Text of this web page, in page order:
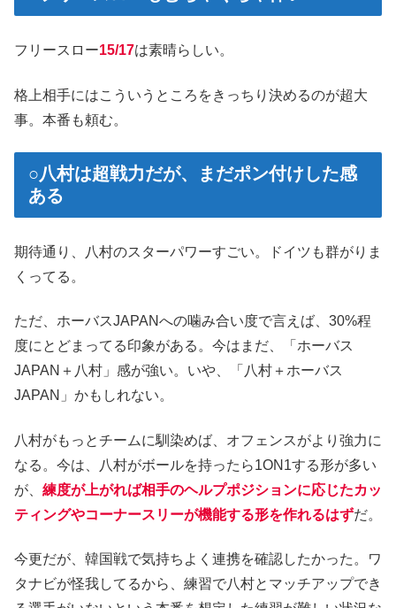
フリースロー15/17は素晴らしい。
格上相手にはこういうところをきっちり決めるのが超大
事。本番も頼む。
○八村は超戦力だが、まだポン付けした感
ある
期待通り、八村のスターパワーすごい。ドイツも群がりま
くってる。
ただ、ホーバスJAPANへの噛み合い度で言えば、30%程
度にとどまってる印象がある。今はまだ、「ホーバス
JAPAN＋八村」感が強い。いや、「八村＋ホーバス
JAPAN」かもしれない。
八村がもっとチームに馴染めば、オフェンスがより強力に
なる。今は、八村がボールを持ったら1ON1する形が多い
が、 練度が上がれば相手のヘルプポジションに応じたカッ
ティングやコーナースリーが機能する形を作れるはずだ。
今更だが、韓国戦で気持ちよく連携を確認したかった。ワ
タナビが怪我してるから、練習で八村とマッチアップでき